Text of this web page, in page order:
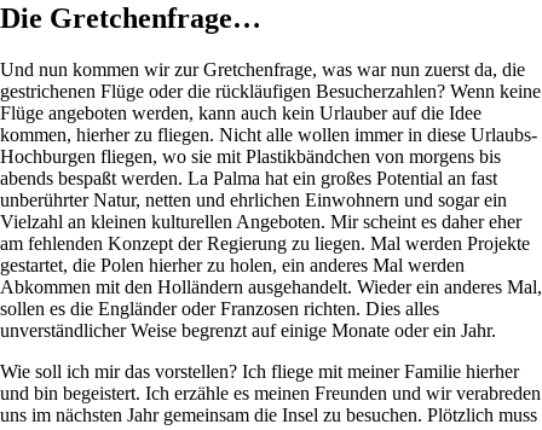
Die Gretchenfrage…
Und nun kommen wir zur Gretchenfrage, was war nun zuerst da, die
gestrichenen Flüge oder die rückläufigen Besucherzahlen? Wenn keine
Flüge angeboten werden, kann auch kein Urlauber auf die Idee
kommen, hierher zu fliegen. Nicht alle wollen immer in diese Urlaubs-
Hochburgen fliegen, wo sie mit Plastikbändchen von morgens bis
abends bespaßt werden. La Palma hat ein großes Potential an fast
unberührter Natur, netten und ehrlichen Einwohnern und sogar ein
Vielzahl an kleinen kulturellen Angeboten. Mir scheint es daher eher
am fehlenden Konzept der Regierung zu liegen. Mal werden Projekte
gestartet, die Polen hierher zu holen, ein anderes Mal werden
Abkommen mit den Holländern ausgehandelt. Wieder ein anderes Mal,
sollen es die Engländer oder Franzosen richten. Dies alles
unverständlicher Weise begrenzt auf einige Monate oder ein Jahr.
Wie soll ich mir das vorstellen? Ich fliege mit meiner Familie hierher
und bin begeistert. Ich erzähle es meinen Freunden und wir verabreden
uns im nächsten Jahr gemeinsam die Insel zu besuchen. Plötzlich muss